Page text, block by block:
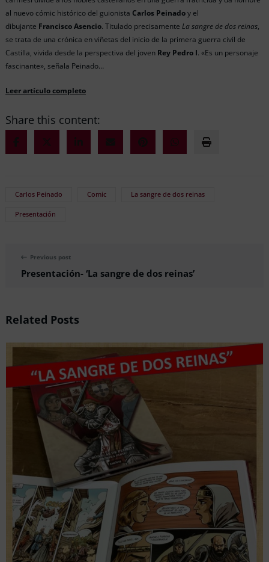
al nuevo cómic histórico del guionista Carlos Peinadoy el
dibujante Francisco Asencio. Titulado precisamente La sangre de dos reinas,
se trata de una crónica en viñetas del inicio de la primera guerra civil de
Castilla, vivida desde la perspectiva del joven Rey Pedro I. «Es un personaje
fascinante», señala Peinado…
Leer artículo completo
Share this content:
Carlos Peinado Comic La sangre de dos reinas
Presentación
Previous post
Presentación- ‘La sangre de dos reinas’
Related Posts